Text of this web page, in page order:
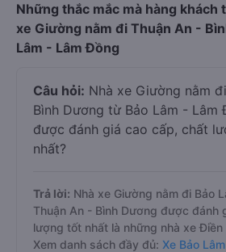
Những thắc mắc mà hàng khách
xe Giường nằm đi Thuận An -
Lâm - Lâm Đồng
Câu hỏi: Nhà xe Giường nằm
Bình Dương từ Bảo Lâm - Lâm
được đánh giá cao cấp, chất
nhất?
Trả lời: Nhà xe Giường nằm đi Bảo
Thuận An - Bình Dương được đánh
lượng tốt nhất là những nhà xe Điền
Xem danh sách đầy đủ: Xe Bảo